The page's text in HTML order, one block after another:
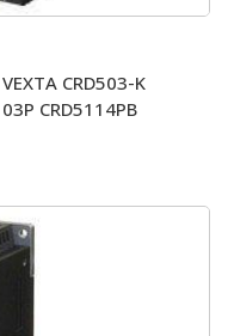
CRD503-K
CRD5114PB